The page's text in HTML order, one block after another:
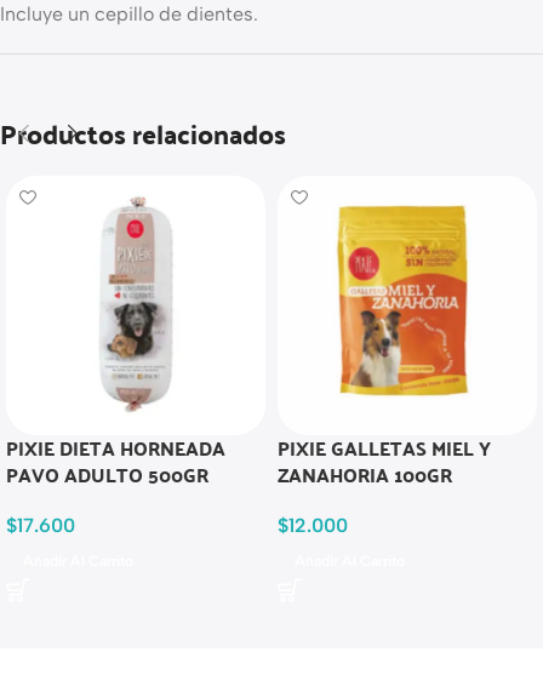
Incluye un cepillo de dientes.
Productos relacionados
PIXIE DIETA HORNEADA
PAVO ADULTO 500GR
$17.600
PIXIE GALLETAS MIEL Y
ZANAHORIA 100GR
$12.000